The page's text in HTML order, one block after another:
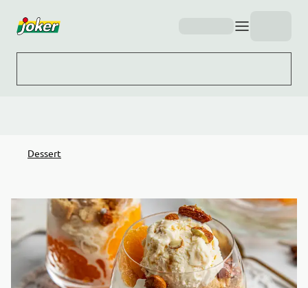
Dessert